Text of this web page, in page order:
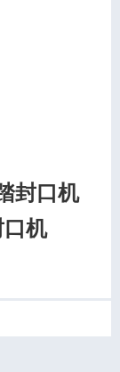
封口机
机